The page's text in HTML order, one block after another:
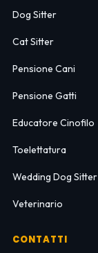
Dog Sitter
Cat Sitter
Pensione Cani
Pensione Gatti
Educatore Cinofilo
Toelettatura
Wedding Dog Sitter
Veterinario
CONTATTI